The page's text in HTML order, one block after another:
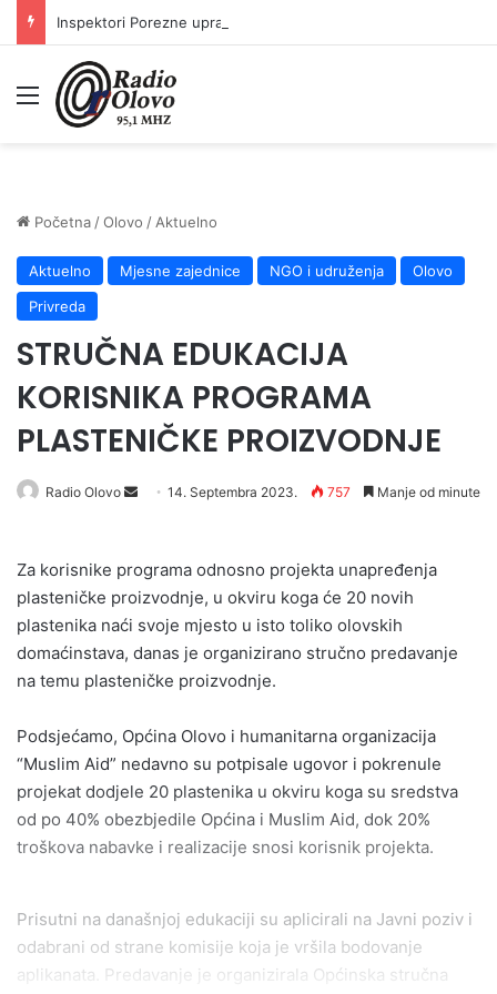
Meni
Početna /Olovo / Aktuelno
Aktuelno Mjesne zajednice NGO i udruženja
Olovo
Privreda
STRUČNA EDUKACIJA
KORISNIKA PROGRAMA
PLASTENIČKE PROIZVODNJE
Radio Olovo
Send14. Septembra 2023. 757 Manje od minute
Za korisnike programa odnosno projekta unapređenja
plasteničke proizvodnje, u okviru koga će 20 novih
plastenika naći svoje mjesto u isto toliko olovskih
domaćinstava, danas je organizirano stručno predavanje
na temu plasteničke proizvodnje.
Podsjećamo, Općina Olovo i humanitarna organizacija
“Muslim Aid” nedavno su potpisale ugovor i pokrenule
projekat dodjele 20 plastenika u okviru koga su sredstva
od po 40% obezbjedile Općina i Muslim Aid, dok 20%
troškova nabavke i realizacije snosi korisnik projekta.
Prisutni na današnjoj edukaciji su aplicirali na Javni poziv i
odabrani od strane komisije koja je vršila bodovanje
aplikanata. Predavanje je organizirala Općinska stručna